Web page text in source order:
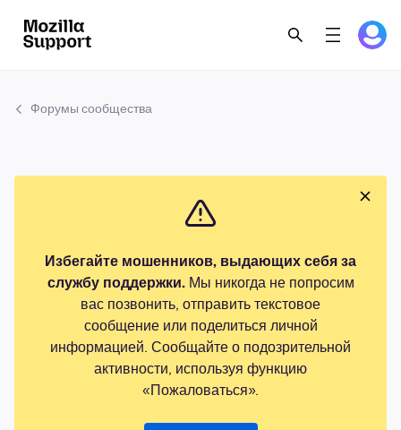
Форумы сообщества
Избегайте мошенников, выдающих себя за
службу поддержки.Мы никогда не попросим
вас позвонить, отправить текстовое
сообщение или поделиться личной
информацией. Сообщайте о подозрительной
активности, используя функцию
«Пожаловаться».